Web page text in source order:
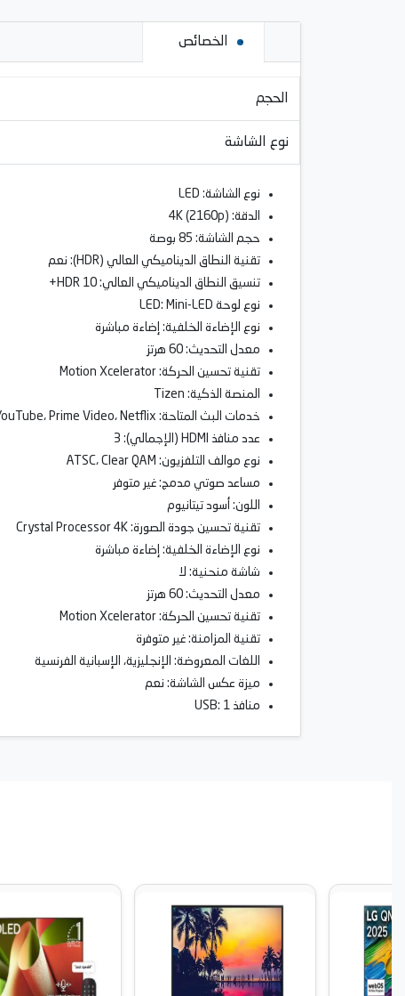
الخصائص
الحجم
نوع الشاشة
نوع الشاشة: LED
الدقة: 4K (2160p)
حجم الشاشة: 85 بوصة
تقنية النطاق الديناميكي العالي (HDR): نعم
تنسيق النطاق الديناميكي العالي: HDR 10+
نوع لوحة LED: Mini-LED
نوع الإضاءة الخلفية: إضاءة مباشرة
معدل التحديث: 60 هرتز
تقنية تحسين الحركة: Motion Xcelerator
المنصة الذكية: Tizen
خدمات البث المتاحة: Disney+، ESPN+، YouTube، Prime Video، Netflix
عدد منافذ HDMI (الإجمالي): 3
نوع موالف التلفزيون: ATSC، Clear QAM
مساعد صوتي مدمج: غير متوفر
اللون: أسود تيتانيوم
تقنية تحسين جودة الصورة: Crystal Processor 4K
نوع الإضاءة الخلفية: إضاءة مباشرة
شاشة منحنية: لا
معدل التحديث: 60 هرتز
تقنية تحسين الحركة: Motion Xcelerator
تقنية المزامنة: غير متوفرة
اللغات المعروضة: الإنجليزية، الإسبانية الفرنسية
ميزة عكس الشاشة: نعم
منافذ USB: 1